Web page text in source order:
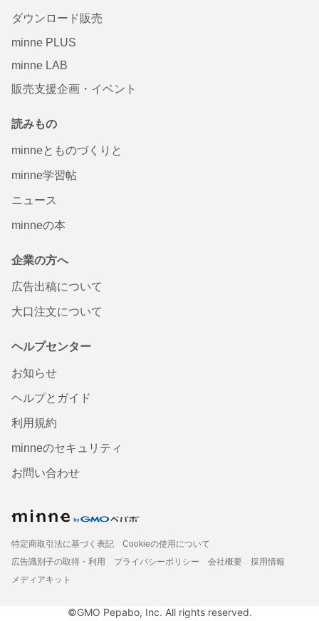
ダウンロード販売
minne PLUS
minne LAB
販売支援企画・イベント
読みもの
minneとものづくりと
minne学習帖
ニュース
minneの本
企業の方へ
広告出稿について
大口注文について
ヘルプセンター
お知らせ
ヘルプとガイド
利用規約
minneのセキュリティ
お問い合わせ
特定商取引法に基づく表記
Cookieの使用について
広告識別子の取得・利用
プライバシーポリシー 会社概要
採用情報
メディアキット
©GMO Pepabo, Inc. All rights reserved.